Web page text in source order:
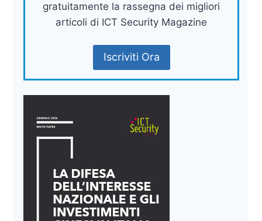
gratuitamente la rassegna dei migliori
articoli di ICT Security Magazine
Iscriviti Ora